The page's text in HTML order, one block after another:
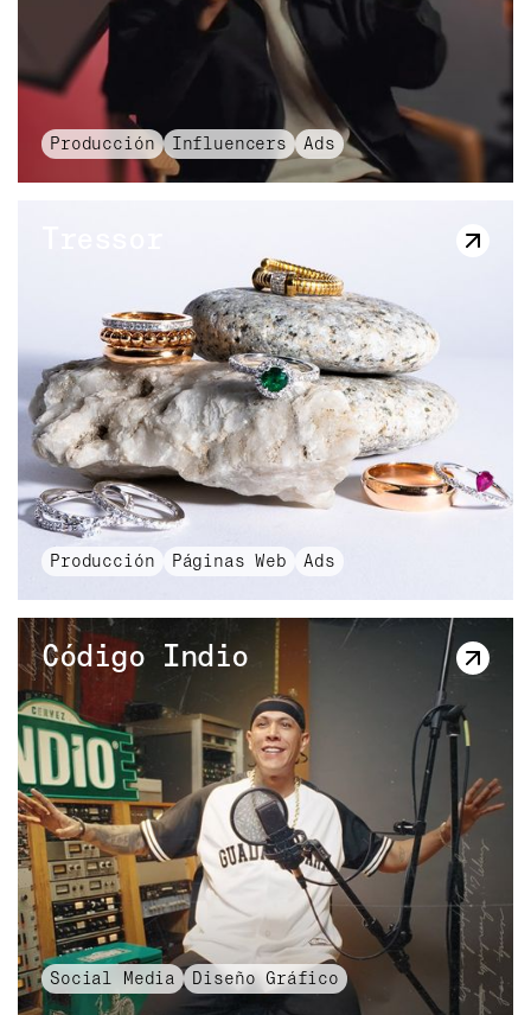
Producción Influencers Ads
Tressor
Producción Páginas Web Ads
Código Indio
Código Indio
Social Media Diseño Gráfico